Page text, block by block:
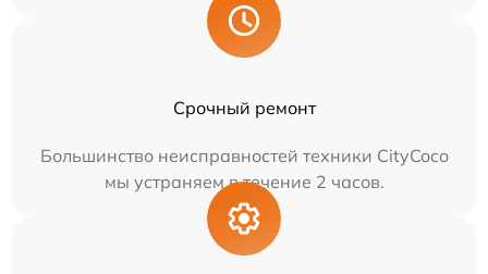
Срочный ремонт
Большинство неисправностей техники CityCoco
мы устраняем в течение 2 часов.